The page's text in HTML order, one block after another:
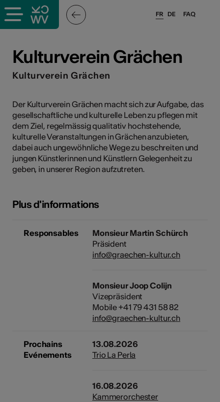
FAQ
FR DE
Kulturverein Grächen
Kulturverein Grächen
Der Kulturverein Grächen macht sich zur Aufgabe, das
gesellschaftliche und kulturelle Leben zu pflegen mit
dem Ziel, regelmässig qualitativ hochstehende,
kulturelle Veranstaltungen in Grächen anzubieten,
dabei auch ungewöhnliche Wege zu beschreiten und
jungen Künstlerinnen und Künstlern Gelegenheit zu
geben, in unserer Region aufzutreten.
Plus d'informations
Responsables
Monsieur Martin Schürch
Präsident
info@graechen-kultur.ch
Monsieur Joop Colijn
Vizepräsident
Mobile +41 79 431 58 82
info@graechen-kultur.ch
Prochains
Evénements
13.08.2026
Trio La Perla
16.08.2026
Kammerorchester